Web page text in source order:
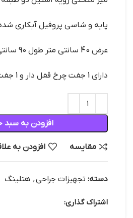
پایه و شاسی پروفیل آبکاری
عرض 40 سانتی متر طول 90 سانتی متر
دارای 1 جفت چرخ قفل دار و 1 جفت چرخ ساده
افزودن به سبد
مقایسه افزودن به
دسته: تجهیزات جراحی, هتلینگ
اشتراک گذاری: